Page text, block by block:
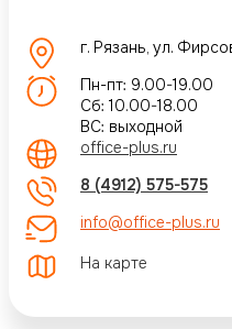
г. Рязань, ул.
Пн-пт: 9.00-19.00
Сб: 10.00-18.00
ВС: выходной
office-plus.ru
8 (4912) 575-575
info@office-plus.ru
На карте